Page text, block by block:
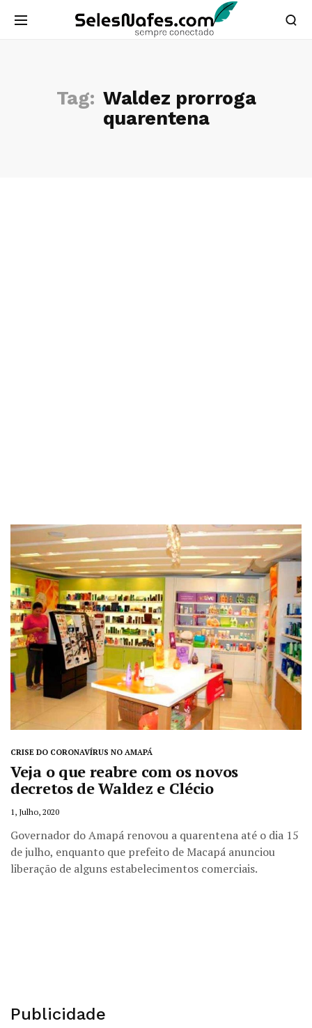
Tag: Waldez prorroga
quarentena
CRISE DO CORONAVÍRUS NO AMAPÁ
Veja o que reabre com os novos
decretos de Waldez e Clécio
1, Julho, 2020
Governador do Amapá renovou a quarentena até o dia 15
de julho, enquanto que prefeito de Macapá anunciou
liberação de alguns estabelecimentos comerciais.
Publicidade